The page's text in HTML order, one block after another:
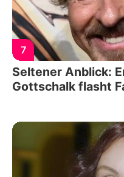
7
Seltener Anblick:
Gottschalk flasht